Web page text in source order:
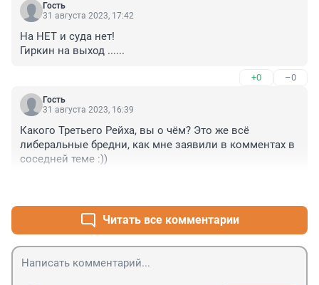
Гость
31 августа 2023, 17:42
На НЕТ и суда нет!
Гиркин на выход ......
+0 –0
Гость
31 августа 2023, 16:39
Какого Третьего Рейха, вы о чём? Это же всё
либеральные бредни, как мне заявили в комментах в
соседней теме :))
Читать все комментарии